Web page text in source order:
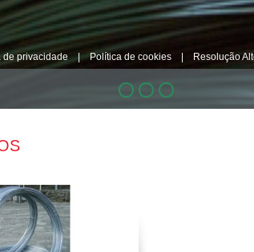
de privacidade|Política de cookies| Resolução